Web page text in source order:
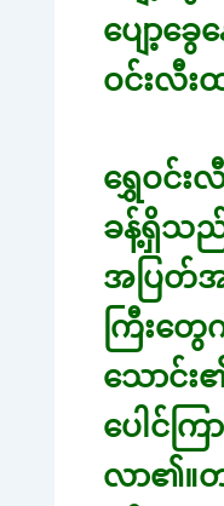
ပျော့ခွ
ဝင်းလီး
ရွှေဝင်
ခန့်ရှိသည်
အပြတ်
ကြီးတွ
သောင်
ပေါင်
လာ၏။တ